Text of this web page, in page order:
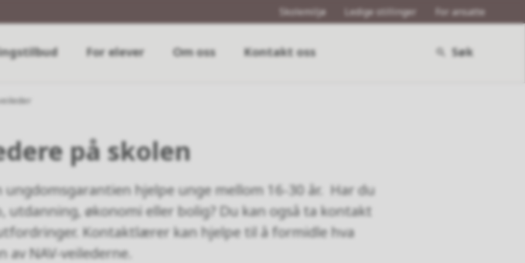
Skolemiljø Ledige stillinger For ansatte
For elever Om oss Kontakt oss Søk
på skolen
ungdomsgarantien hjelpe unge mellom 16-30 år. Har du
utdanning, økonomi eller bolig? Du kan også ta kontakt
Kontaktlærer kan hjelpe til å formidle hva
av NAV-veilederne.